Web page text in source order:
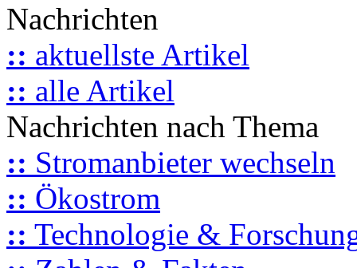
Nachrichten
:: aktuellste Artikel
:: alle Artikel
Nachrichten nach Thema
:: Stromanbieter wechseln
:: Ökostrom
:: Technologie &